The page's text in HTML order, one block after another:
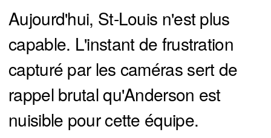
Aujourd'hui, St-Louis n'est plus
capable. L'instant de frustration
capturé par les caméras sert de
rappel brutal qu'Anderson est
nuisible pour cette équipe.